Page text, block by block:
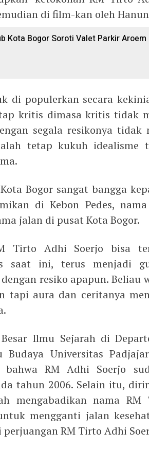
di film-kan oleh
Kota Bogor Soroti Valet Parkir Aroem
di populerkan secara
kritis dimasa kritis tidak
segala resikonya
tetap kukuh idealisme
Bogor sangat bangga
di Kebon Pedes,
jalan di pusat Kota Bogor.
Tirto Adhi Soerjo bisa
saat ini, terus menjadi
resiko apapun. Beliau
tapi aura dan ceritanya
Ilmu Sejarah di
Universitas
bahwa RM Adhi Soerjo
tahun 2006. Selain itu,
mengabadikan nama
mengganti jalan
RM Tirto Adhi